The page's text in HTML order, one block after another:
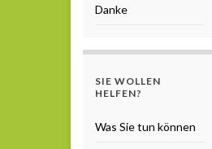
Danke
SIE WOLLEN
HELFEN?
Was Sie tun können